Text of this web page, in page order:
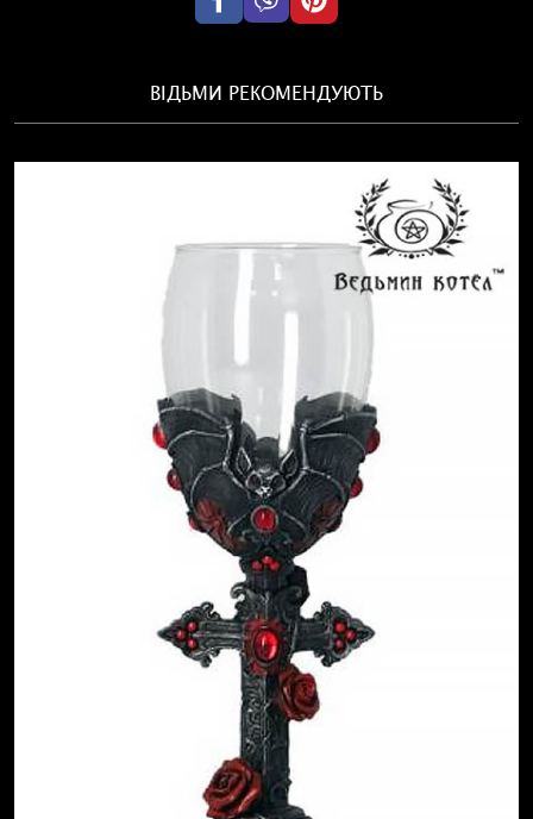
ВІДЬМИ РЕКОМЕНДУЮТЬ